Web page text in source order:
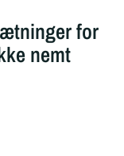
for
nemt